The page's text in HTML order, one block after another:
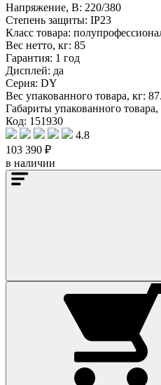
Напряжение, В: 220/380
Степень защиты: IP23
Класс товара:
Вес нетто, кг: 85
Гарантия: 1 год
Дисплей: да
Серия: DY
Вес упакованного товара, кг:
Габариты упакованного
Код: 151930
4.8
103 390 ₽
в наличии